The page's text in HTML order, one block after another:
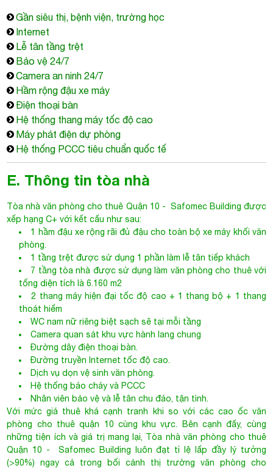
Bảo vệ 24/7
Camera an ninh 24/7
Hầm rộng đậu xe máy
Điện thoại bàn
Hệ thống thang máy tốc độ cao
Máy phát điện dự phòng
Hệ thống PCCC tiêu chuẩn quốc tế
E. Thông tin tòa nhà
xếp hạng C+ với kết cấu như sau:
phòng.
1 tầng trệt được sử dụng 1 phần làm lễ tân tiếp khách
7 tầng tòa nhà được sử dụng làm văn phòng cho thuê với
tổng diện tích là 6.160 m2
2 thang máy hiện đại tốc độ cao + 1 thang bộ + 1 thang
thoát hiểm
WC nam nữ riêng biệt sạch sẽ tại mỗi tầng
Camera quan sát khu vực hành lang chung
Đường dây điện thoại bàn.
Đường truyền Internet tốc độ cao.
Dịch vụ dọn vệ sinh văn phòng.
Hệ thống báo cháy và PCCC
Nhân viên bảo vệ và lễ tân chu đáo, tận tình.
Với mức giá thuê khá cạnh tranh khi so với các cao ốc văn
phòng cho thuê quận 10 cùng khu vực. Bên cạnh đấy, cùng
những tiện ích và giá trị mang lại,Tòa nhà văn phòng cho thuê
Quận 10 - Safomec Building luôn đạt tỉ lệ lấp đầy lý tưởng
(>90%) ngay cả trong bối cảnh thị trường văn phòng cho
thuê đang cung lớn hơn cầu như hiện nay.
Hợp đồng thuê tối thiểu 2 năm. Đặt cọc 3 tháng. Thanh toán
theo tháng hoặc theo quý. Diện tích cho thuê linh hoạt từ 70 –